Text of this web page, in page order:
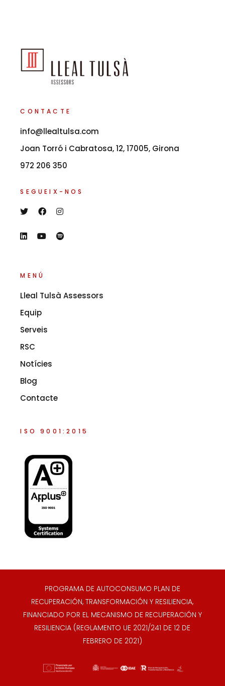
CONTACTE
info@llealtulsa.com
Joan Torró i Cabratosa, 12, 17005, Girona
972 206 350
SEGUEIX-NOS
MENÚ
Lleal Tulsà Assessors
Equip
Serveis
RSC
Notícies
Blog
Contacte
ISO 9001:2015
PROGRAMA DE AUTOCONSUMO PLAN DE
RECUPERACIÓN, TRANSFORMACIÓN Y RESILIENCIA,
FINANCIADO POR EL MECANISMO DE RECUPERACIÓN Y
RESILIENCIA (REGLAMENTO UE 2021/241 DE 12 DE
FEBRERO DE 2021)